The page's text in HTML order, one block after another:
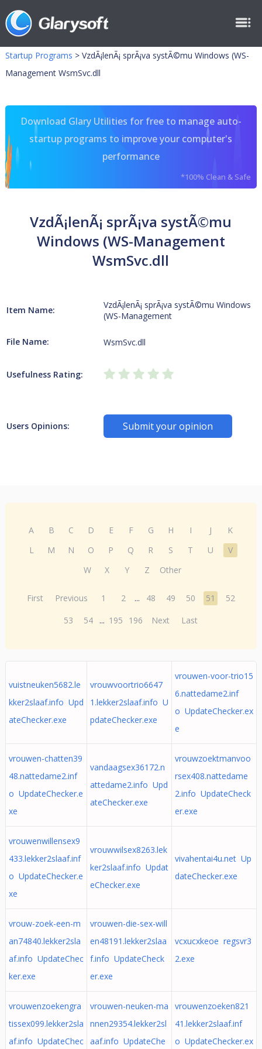
Startup Programs > VzdÃ¡lenÃ¡ sprÃ¡va systÃ©mu Windows (WS-
Management WsmSvc.dll
Download Glary Utilities for free to manage auto-
startup programs to improve your computer's
performance
*100% Clean & Safe
VzdÃ¡lenÃ¡ sprÃ¡va systÃ©mu
Windows (WS-Management
WsmSvc.dll
Item Name:
VzdÃ¡lenÃ¡ sprÃ¡va systÃ©mu Windows
(WS-Management
File Name: WsmSvc.dll
Usefulness Rating:
Users Opinions: Submit your opinion
A B C D E F G H I J
K
L
M N O P Q R S T U
V
W
X Y Z Other
First Previous 1 2 ... 48 49 50 51
52
53
54 ... 195 196 Next Last
vuistneuken5682.le
kker2slaaf.info Upd
ateChecker.exe
vrouwvoortrio6647
1.lekker2slaaf.info U
pdateChecker.exe
vrouwen-voor-trio15
6.nattedame2.inf
o UpdateChecker.ex
e
vrouwen-chatten39
48.nattedame2.inf
o UpdateChecker.e
xe
vandaagsex36172.n
attedame2.info Upd
ateChecker.exe
vrouwzoektmanvoo
rsex408.nattedame
2.info UpdateCheck
er.exe
vrouwenwillensex9
433.lekker2slaaf.inf
o UpdateChecker.e
xe
vrouwwilsex8263.lek
ker2slaaf.info Updat
eChecker.exe
vivahentai4u.net Up
dateChecker.exe
vrouw-zoek-een-m
an74840.lekker2sla
af.info UpdateChec
ker.exe
vrouwen-die-sex-will
en48191.lekker2slaa
f.info UpdateCheck
er.exe
vcxucxkeoe regsvr3
2.exe
vrouwenzoekengra
tissex099.lekker2sla
af.info UpdateChec
vrouwen-neuken-ma
nnen29354.lekker2sl
aaf.info UpdateChe
vrouwenzoeken821
41.lekker2slaaf.inf
o UpdateChecker.ex